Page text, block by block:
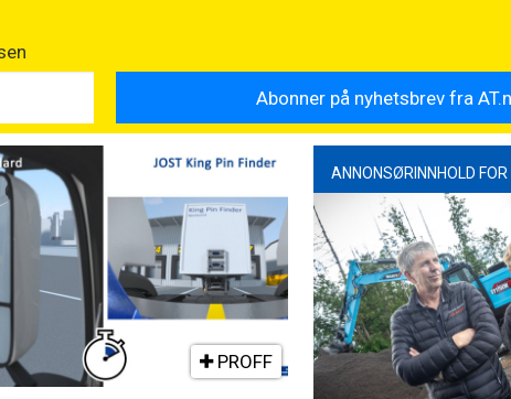
PROFF
ANNONSØRINNHOLD